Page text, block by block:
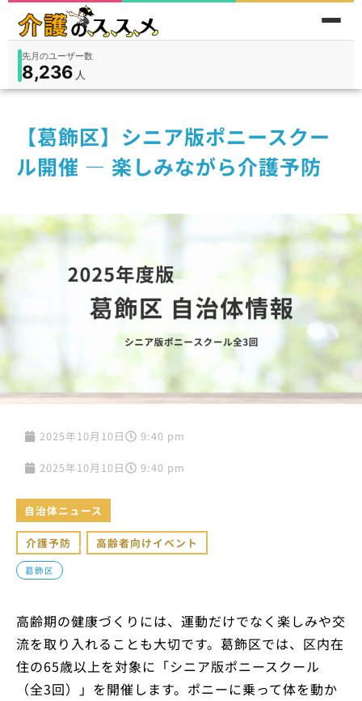
在宅9,360入所3,194
先月のユーザー数
8,236 人
件
【葛飾区】シニア版ポニースクー
ル開催 ― 楽しみながら介護予防
2025年10月10日 9:40 pm
2025年10月10日 9:40 pm
自治体ニュース
介護予防 , 高齢者向けイベント
葛飾区
高齢期の健康づくりには、運動だけでなく楽しみや交
流を取り入れることも大切です。葛飾区では、区内在
住の65歳以上を対象に「シニア版ポニースクール
（全3回）」を開催します。ポニーに乗って体を動か